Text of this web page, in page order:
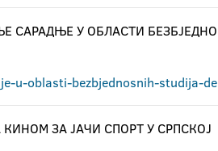
САРАДЊЕ У ОБЛАСТИ
u-oblasti-bezbjednosnih-studija-
ЗА ЈАЧИ СПОРТ У СРПСКОЈ